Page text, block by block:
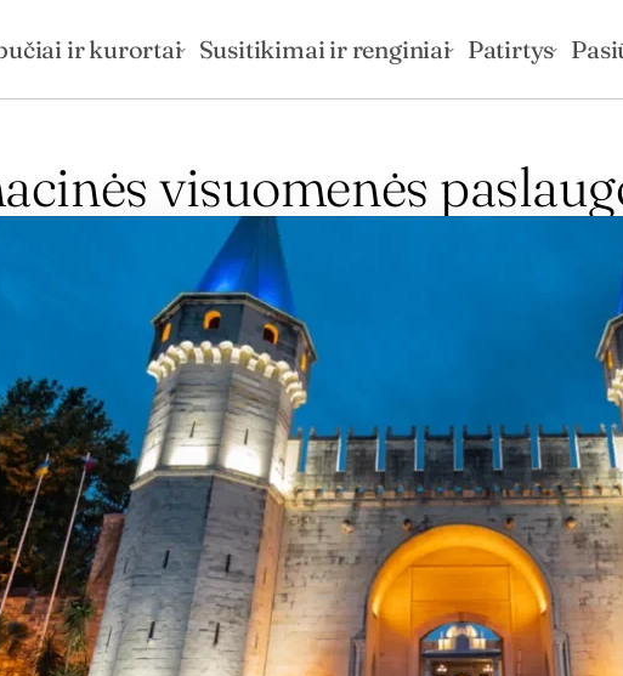
visuomenės
ir kurortai Susitikimai ir renginiai Patirtys